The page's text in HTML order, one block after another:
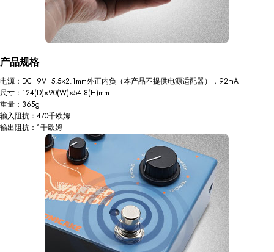
产品规格
电源：DC 9V 5.5×2.1mm外正内负（本产品不提供电源适配器），92mA
尺寸：124(D)×90(W)×54.8(H)mm
重量：365g
输入阻抗：470千欧姆
输出阻抗：1千欧姆